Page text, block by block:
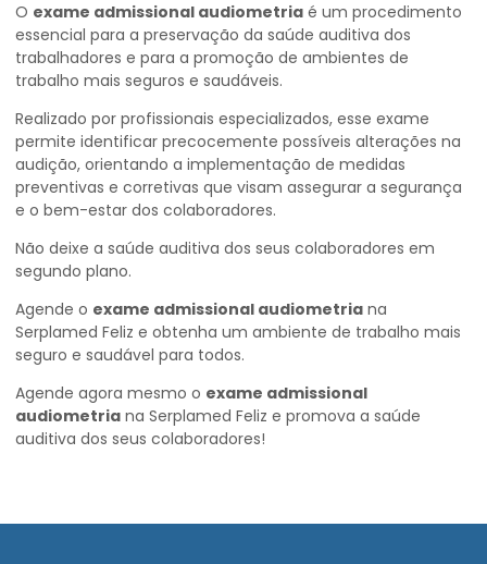
O exame admissional audiometria é um procedimento
essencial para a preservação da saúde auditiva dos
trabalhadores e para a promoção de ambientes de
trabalho mais seguros e saudáveis.
Realizado por profissionais especializados, esse exame
permite identificar precocemente possíveis alterações na
audição, orientando a implementação de medidas
preventivas e corretivas que visam assegurar a segurança
e o bem-estar dos colaboradores.
Não deixe a saúde auditiva dos seus colaboradores em
segundo plano.
Agende o exame admissional audiometria na
Serplamed Feliz e obtenha um ambiente de trabalho mais
seguro e saudável para todos.
Agende agora mesmo o exame admissional
audiometria na Serplamed Feliz e promova a saúde
auditiva dos seus colaboradores!